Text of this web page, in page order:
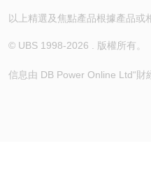
以上精選及焦點產品根據產品或
© UBS 1998-2026 . 版權所有。
信息由 DB Power Online Ltd“財